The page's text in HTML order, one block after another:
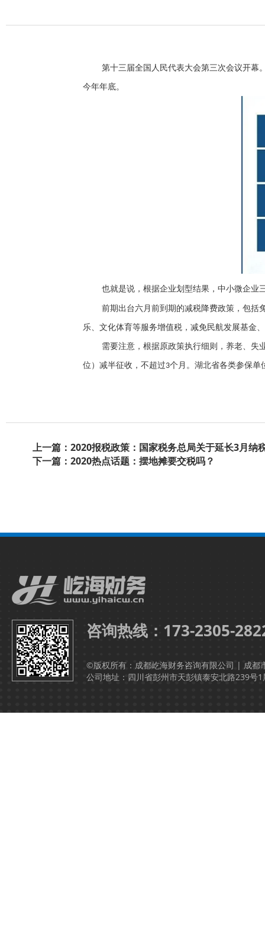
第十三届全国人民代表大会第三次会议开幕
今年年底。
也就是说，根据企业划型结果，中小微企业
前期出台六月前到期的减税降费政策，包括
乐、文化体育等服务增值税，减免民航发展基金
需要注意，根据原政策执行细则，养老、失
位）减半征收，不超过3个月。湖北省各类参保单
上一篇：2020报税政策：国家税务总局关于延长3月纳
下一篇：2020热点话题：摆地摊要交税吗？
咨询热线：173-2305-
©版权所有：成都屹海财务咨询有限公司 | 成都
公司地址：四川省彭州市天彭镇泰安北路239号